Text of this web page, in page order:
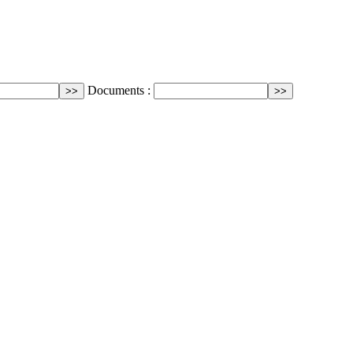
Documents :